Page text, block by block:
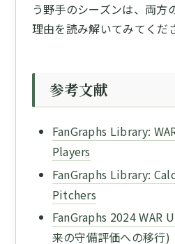
う野手のシーズンは、両方
理由を読み解いてみてくだ
参考文献
FanGraphs Library:
Players
FanGraphs Library:
Pitchers
FanGraphs 2024 WAR
来の守備評価への移行)